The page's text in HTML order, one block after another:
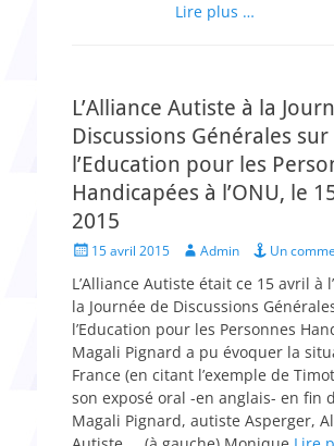
Lire plus …
L’Alliance Autiste à la
Discussions Générales sur
l’Education pour les
Handicapées à l’ONU, le
2015
Posted15 avril 2015 Author
Admin Un
L’Alliance Autiste était ce 15 avril à
la Journée de Discussions
l’Education pour les Personnes
Magali Pignard a pu évoquer la
France (en citant l’exemple de
son exposé oral -en anglais- en fin
Magali Pignard, autiste Asperger,